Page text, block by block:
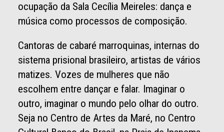
ocupação da Sala Cecília Meireles: dança e
música como processos de composição.
Cantoras de cabaré marroquinas, internas do
sistema prisional brasileiro, artistas de vários
matizes. Vozes de mulheres que não
escolhem entre dançar e falar. Imaginar o
outro, imaginar o mundo pelo olhar do outro.
Seja no Centro de Artes da Maré, no Centro